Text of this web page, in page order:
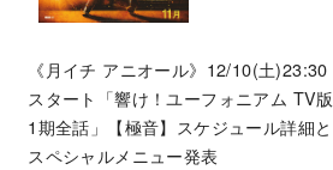
《月イチ アニオール》12/10(土)23:30
スタート「響け！ユーフォニアム TV版
1期全話」【極音】スケジュール詳細と
スペシャルメニュー発表